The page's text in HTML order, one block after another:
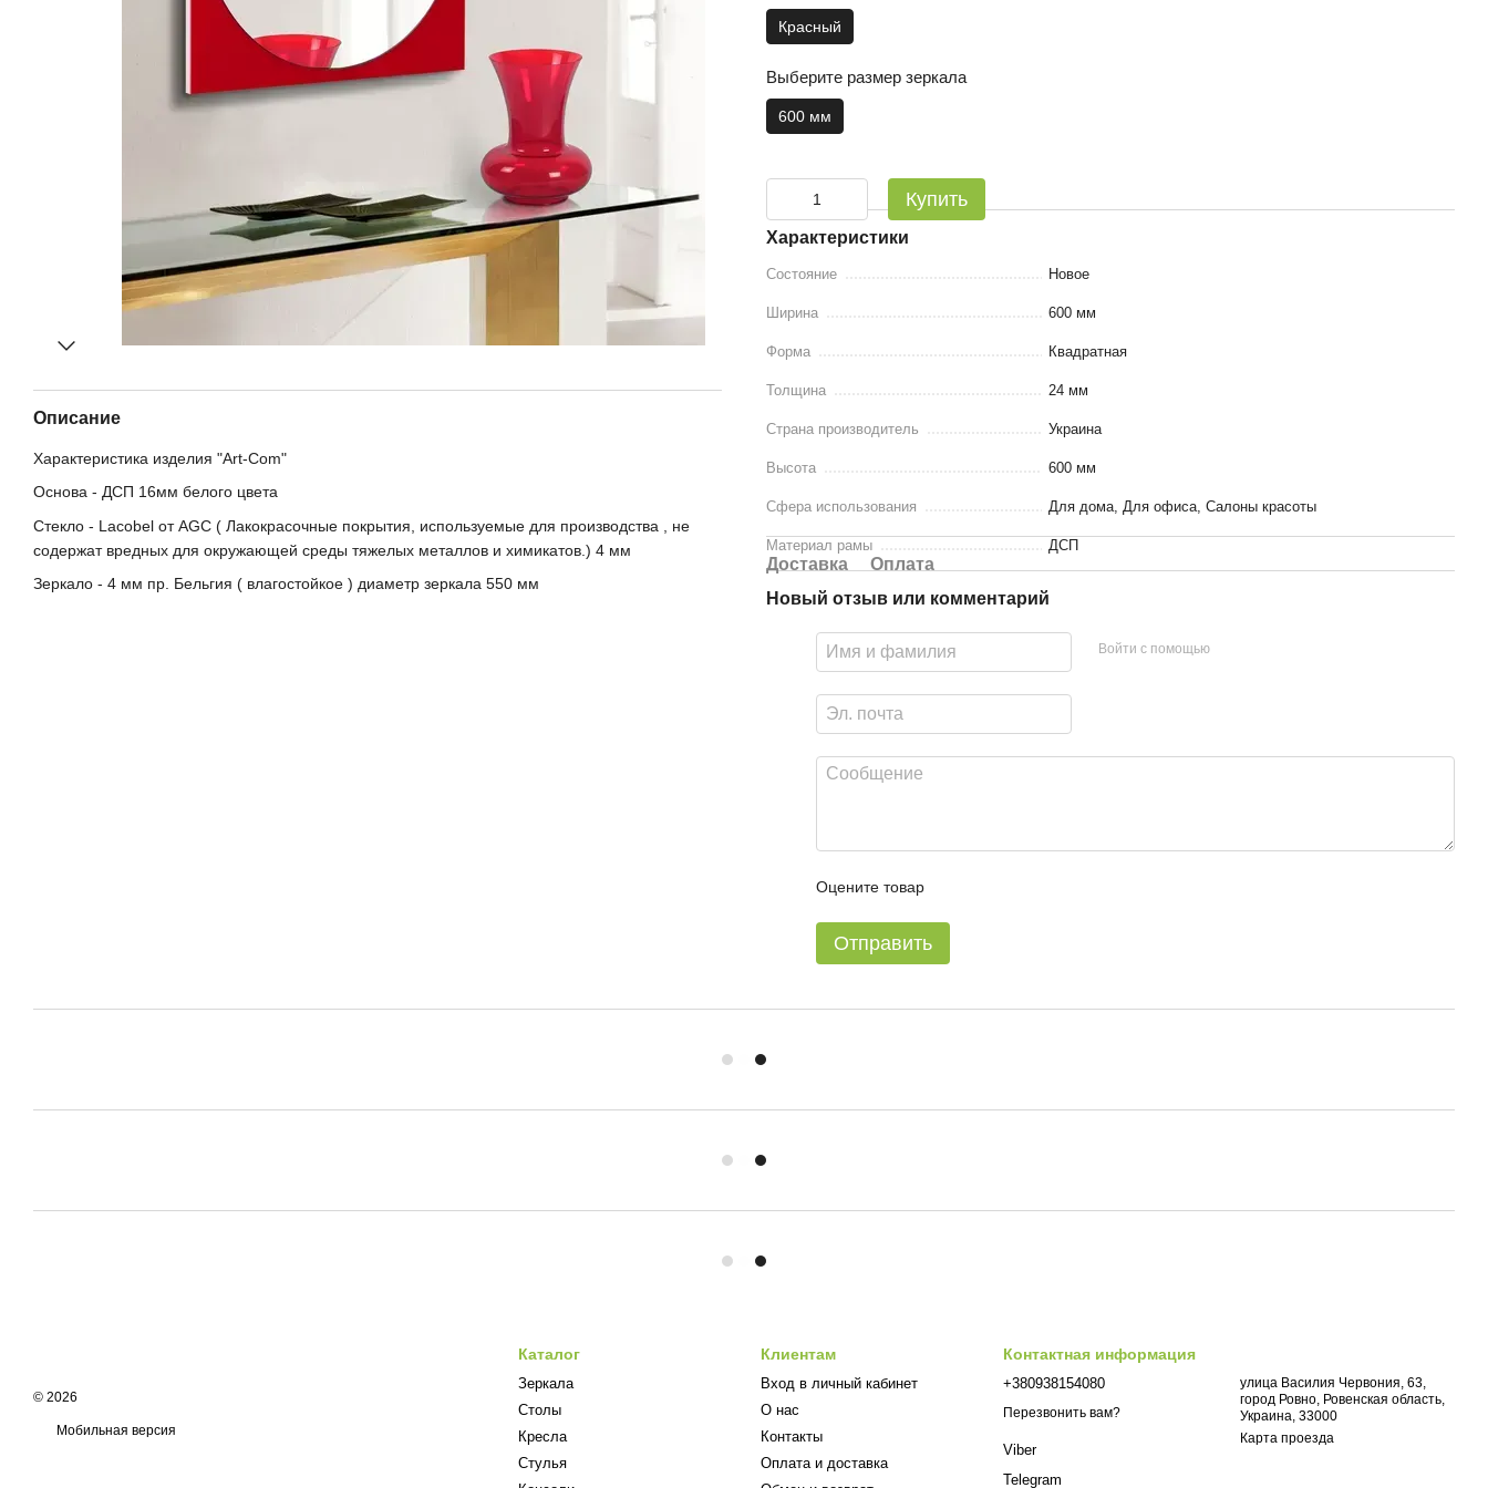
Описание
Характеристика изделия "Art-Com"
Основа - ДСП 16мм белого цвета
Стекло - Lacobel от AGC ( Лакокрасочные покрытия, используемые для производства , не
содержат вредных для окружающей среды тяжелых металлов и химикатов.) 4 мм
Зеркало - 4 мм пр. Бельгия ( влагостойкое ) диаметр зеркала 550 мм
Красный
Выберите размер зеркала
600 мм
Купить
Характеристики
Состояние Новое
Ширина 600 мм
Форма Квадратная
Толщина 24 мм
Страна производитель Украина
Высота 600 мм
Сфера использования Для дома, Для офиса, Салоны красоты
Материал рамы ДСП
Доставка
Оплата
Новый отзыв или комментарий
Войти с помощью
Оцените товар
Отправить
© 2026
Мобильная версия
Каталог
Зеркала
Столы
Кресла
Стулья
Клиентам
Вход в личный кабинет
О нас
Контакты
Оплата и доставка
Контактная информация
+380938154080
Перезвонить вам?
Viber
Telegram
улица Василия Червония, 63,
город Ровно, Ровенская область,
Украина, 33000
Карта проезда